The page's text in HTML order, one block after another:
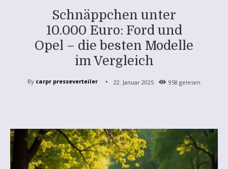
Schnäppchen unter
10.000 Euro: Ford und
Opel – die besten Modelle
im Vergleich
By carpr presseverteiler 22. Januar 2025 958 gelesen